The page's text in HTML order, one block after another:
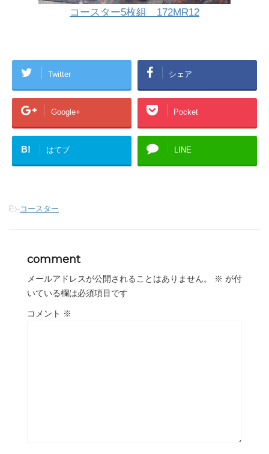
コースター5枚組 172MR12
Twitter シェア
Google+ Pocket
B! はてブ LINE
-コースター
comment
メールアドレスが公開されることはありません。 ※ が付
いている欄は必須項目です
コメント ※